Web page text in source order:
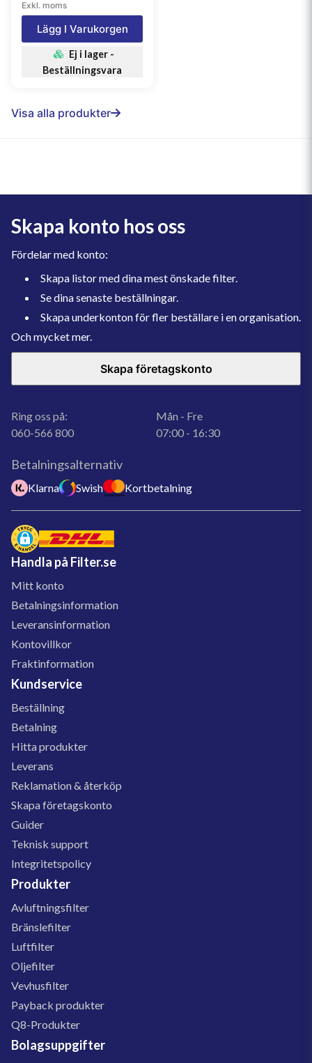
Exkl. moms
Lägg I Varukorgen
Ej i lager -
Beställningsvara
Visa alla produkter
Skapa konto hos oss
Fördelar med konto:
Skapa listor med dina mest önskade filter.
Se dina senaste beställningar.
Skapa underkonton för fler beställare i en organisation.
Och mycket mer.
Skapa företagskonto
Ring oss på:
060-566 800
Mån - Fre
07:00 - 16:30
Betalningsalternativ
Klarna Swish Kortbetalning
Handla på Filter.se
Mitt konto
Betalningsinformation
Leveransinformation
Kontovillkor
Fraktinformation
Kundservice
Beställning
Betalning
Hitta produkter
Leverans
Reklamation & återköp
Skapa företagskonto
Guider
Teknisk support
Integritetspolicy
Produkter
Avluftningsfilter
Bränslefilter
Luftfilter
Oljefilter
Vevhusfilter
Payback produkter
Q8-Produkter
Bolagsuppgifter